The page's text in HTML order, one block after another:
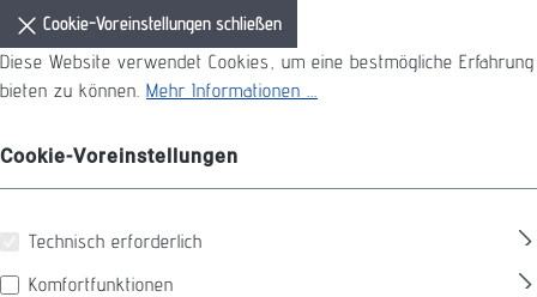
Cookie-Voreinstellungen schließen
Diese Website verwendet Cookies, um eine bestmögliche Erfahrung
bieten zu können. Mehr Informationen ...
Cookie-Voreinstellungen
Technisch erforderlich
Komfortfunktionen